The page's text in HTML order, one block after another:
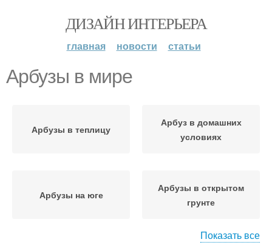
ДИЗАЙН ИНТЕРЬЕРА
главная новости статьи
Арбузы в мире
Арбузы в теплицу
Арбуз в домашних
условиях
Арбузы на юге
Арбузы в открытом
грунте
Показать все